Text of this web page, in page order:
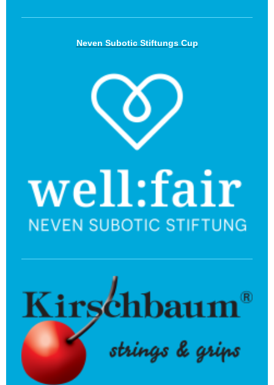
Neven Subotic Stiftungs Cup